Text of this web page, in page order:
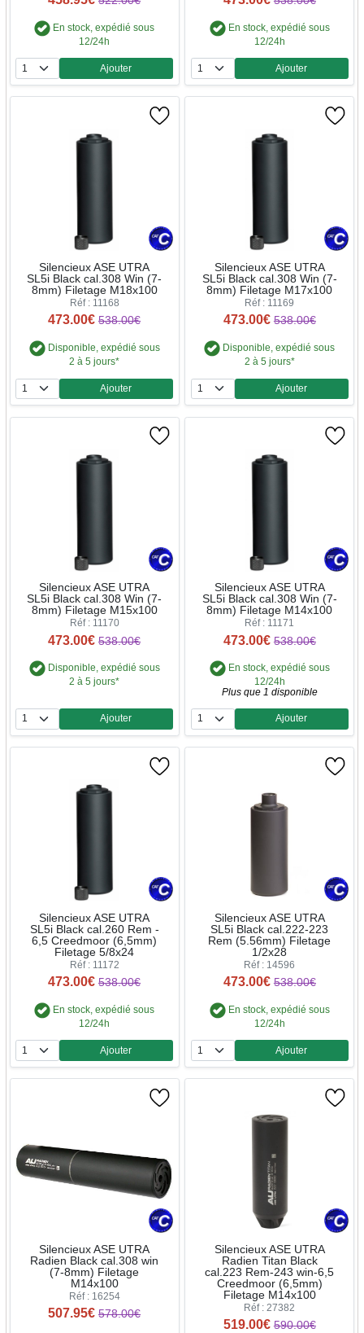
En stock, expédié sous
12/24h
Quantité
Ajouter
En stock, expédié sous
12/24h
Quantité
Ajouter
Silencieux ASE UTRA
SL5i Black cal.308 Win (7-
8mm) Filetage M18x100
Réf : 11168
473.00€ 538.00€
Disponible, expédié sous
2 à 5 jours*
Quantité
Ajouter
Silencieux ASE UTRA
SL5i Black cal.308 Win (7-
8mm) Filetage M17x100
Réf : 11169
473.00€ 538.00€
Disponible, expédié sous
2 à 5 jours*
Quantité
Ajouter
Silencieux ASE UTRA
SL5i Black cal.308 Win (7-
8mm) Filetage M15x100
Réf : 11170
473.00€ 538.00€
Disponible, expédié sous
2 à 5 jours*
Quantité
Ajouter
Silencieux ASE UTRA
SL5i Black cal.308 Win (7-
8mm) Filetage M14x100
Réf : 11171
473.00€ 538.00€
En stock, expédié sous
12/24h
Plus que 1 disponible
Quantité
Ajouter
Silencieux ASE UTRA
SL5i Black cal.260 Rem -
6,5 Creedmoor (6,5mm)
Filetage 5/8x24
Réf : 11172
473.00€ 538.00€
En stock, expédié sous
12/24h
Quantité
Ajouter
Silencieux ASE UTRA
SL5i Black cal.222-223
Rem (5.56mm) Filetage
1/2x28
Réf : 14596
473.00€ 538.00€
En stock, expédié sous
12/24h
Quantité
Ajouter
Silencieux ASE UTRA
Radien Black cal.308 win
(7-8mm) Filetage
M14x100
Réf : 16254
507.95€ 578.00€
Silencieux ASE UTRA
Radien Titan Black
cal.223 Rem-243 win-6,5
Creedmoor (6,5mm)
Filetage M14x100
Réf : 27382
519.00€ 590.00€